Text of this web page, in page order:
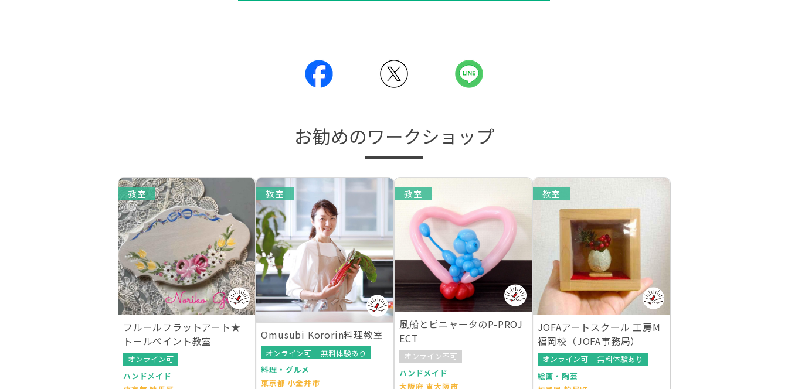
お勧めのワークショップ
教室
フルールフラットアート★
トールペイント教室
オンライン可
ハンドメイド
教室
Omusubi Kororin料理教室
オンライン可
無料体験あり
料理・グルメ
東京都 小金井市
教室
風船とピニャータのP-PROJ
ECT
オンライン不可
ハンドメイド
大阪府 東大阪市
教室
JOFAアートスクール 工房M
福岡校（JOFA事務局）
オンライン可
無料体験あり
絵画・陶芸